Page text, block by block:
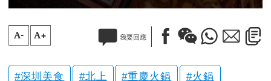
A- A+ 我要回應
深圳美食 北上 重慶火鍋 火鍋